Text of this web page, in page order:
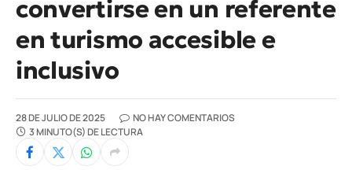
convertirse en un referente
en turismo accesible e
inclusivo
28 DE JULIO DE 2025
NO HAY COMENTARIOS
3 MINUTO(S) DE LECTURA